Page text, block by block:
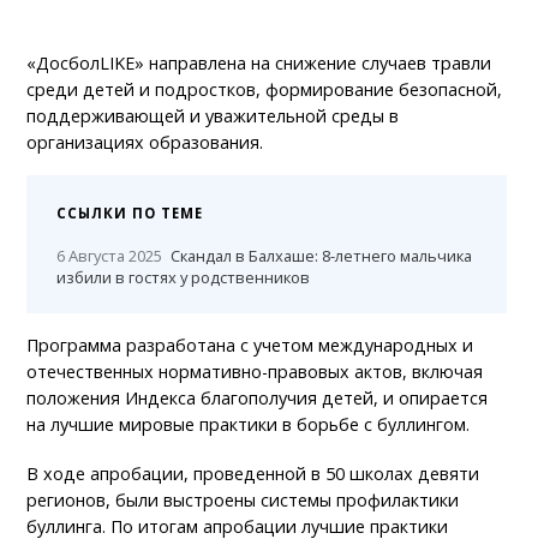
«ДосболLIKE» направлена на снижение случаев травли
среди детей и подростков, формирование безопасной,
поддерживающей и уважительной среды в
организациях образования.
ССЫЛКИ ПО ТЕМЕ
6 Августа 2025 Скандал в Балхаше: 8-летнего мальчика
избили в гостях у родственников
Программа разработана с учетом международных и
отечественных нормативно-правовых актов, включая
положения Индекса благополучия детей, и опирается
на лучшие мировые практики в борьбе с буллингом.
В ходе апробации, проведенной в 50 школах девяти
регионов, были выстроены системы профилактики
буллинга. По итогам апробации лучшие практики